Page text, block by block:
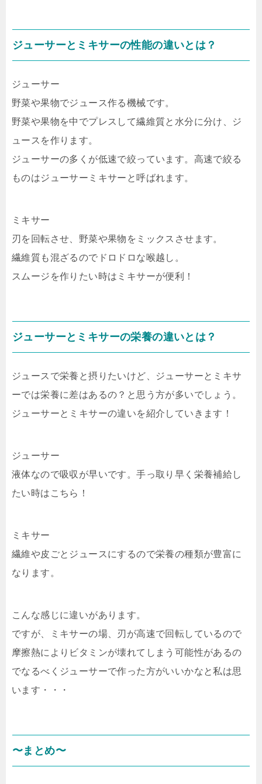
ジューサーとミキサーの性能の違いとは？
ジューサー
野菜や果物でジュース作る機械です。
野菜や果物を中でプレスして繊維質と水分に分け、ジ
ュースを作ります。
ジューサーの多くが低速で絞っています。高速で絞る
ものはジューサーミキサーと呼ばれます。
ミキサー
刃を回転させ、野菜や果物をミックスさせます。
繊維質も混ざるのでドロドロな喉越し。
スムージを作りたい時はミキサーが便利！
ジューサーとミキサーの栄養の違いとは？
ジュースで栄養と摂りたいけど、ジューサーとミキサ
ーでは栄養に差はあるの？と思う方が多いでしょう。
ジューサーとミキサーの違いを紹介していきます！
ジューサー
液体なので吸収が早いです。手っ取り早く栄養補給し
たい時はこちら！
ミキサー
繊維や皮ごとジュースにするので栄養の種類が豊富に
なります。
こんな感じに違いがあります。
ですが、ミキサーの場、刃が高速で回転しているので
摩擦熱によりビタミンが壊れてしまう可能性があるの
でなるべくジューサーで作った方がいいかなと私は思
います・・・
〜まとめ〜